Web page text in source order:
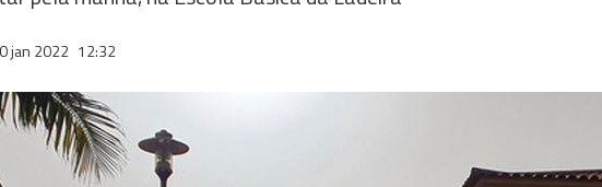
jan 2022 12:32